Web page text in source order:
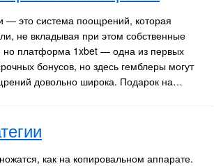
— это система поощрений, которая
не вкладывая при этом собственные
но платформа 1xbet — одна из первых
бонусов, но здесь гемблеры могут
довольно широка. Подарок на…
как на копировальном аппарате.